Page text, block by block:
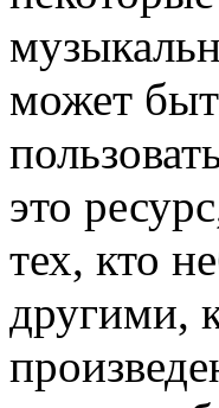
может
это
тех, кто
другими,